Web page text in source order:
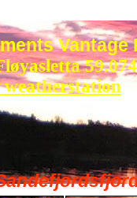
Vantage